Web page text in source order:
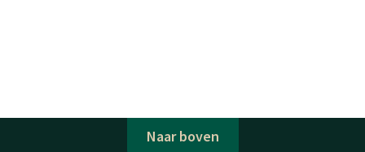
Naar boven